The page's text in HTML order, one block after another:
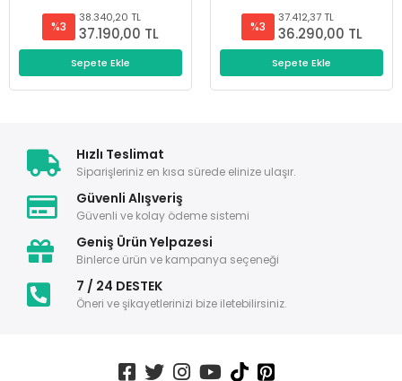
%3
38.340,20 TL
37.190,00 TL
Sepete Ekle
%3
37.412,37 TL
36.290,00 TL
Sepete Ekle
Hızlı Teslimat
Siparişleriniz en kısa sürede elinize ulaşır.
Güvenli Alışveriş
Güvenli ve kolay ödeme sistemi
Geniş Ürün Yelpazesi
Binlerce ürün ve kampanya seçeneği
7 / 24 DESTEK
Öneri ve şikayetlerinizi bize iletebilirsiniz.